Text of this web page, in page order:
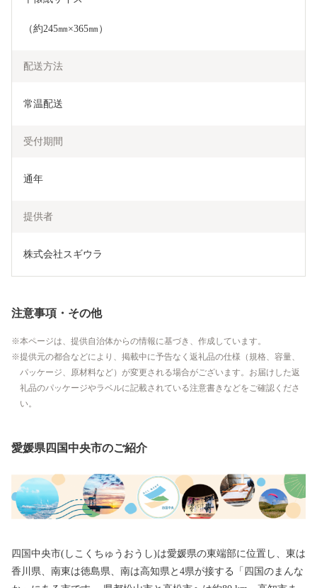
（約245㎜×365㎜）
配送方法
常温配送
受付期間
通年
提供者
株式会社スギウラ
注意事項・その他
本ページは、提供自治体からの情報に基づき、作成しています。
提供元の都合などにより、掲載中に予告なく返礼品の仕様（規格、容量、
パッケージ、原材料など）が変更される場合がございます。お届けした返
礼品のパッケージやラベルに記載されている注意書きなどをご確認くださ
い。
愛媛県四国中央市のご紹介
四国中央市(しこくちゅうおうし)は愛媛県の東端部に位置し、東は
香川県、南東は徳島県、南は高知県と4県が接する「四国のまんな